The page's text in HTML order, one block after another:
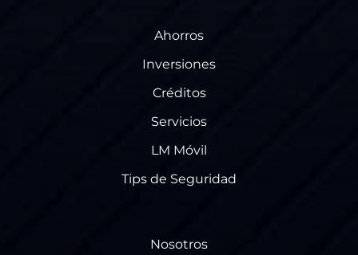
Ahorros
Inversiones
Créditos
Servicios
LM Móvil
Tips de Seguridad
Nosotros